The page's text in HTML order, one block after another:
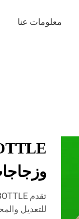
معلومات عنا